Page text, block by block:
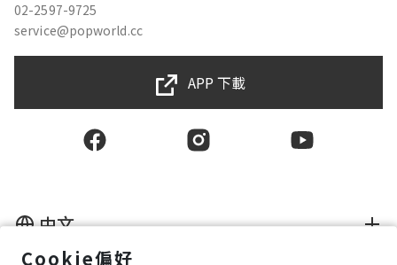
02-2597-9725
service@popworld.cc
APP 下載
中文
Cookie偏好